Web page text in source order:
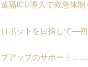
隔ICU導入で救急体
ボットを目指して―
アップのサポート